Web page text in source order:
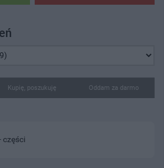
Kupię, poszukuję Oddam za darmo
części